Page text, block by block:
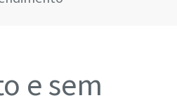
e sem